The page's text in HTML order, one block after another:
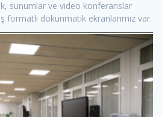
sunumlar ve video konferanslar
formatlı dokunmatik ekranlarımız var.